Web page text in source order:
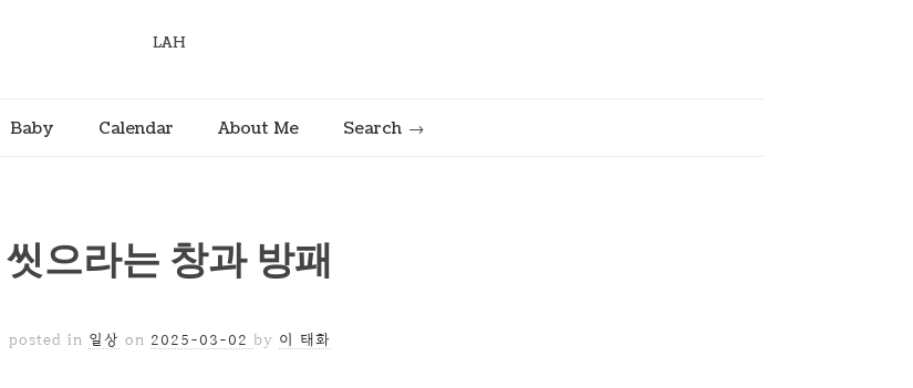
LAH
Baby Calendar About Me Search
씻으라는 창과 방패
posted in 일상 on 2025-03-02 by 이 태화